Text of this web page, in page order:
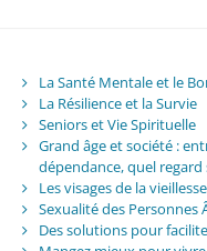
La Santé Mentale et le
La Résilience et la Survie
Seniors et Vie Spirituelle
Grand âge et société :
dépendance, quel regard
Les visages de la vieillesse
Sexualité des Personnes
Des solutions pour